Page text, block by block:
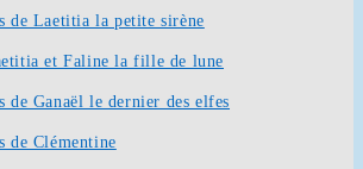
de Laetitia la petite sirène
et Faline la fille de lune
de Ganaël le dernier des elfes
de Clémentine